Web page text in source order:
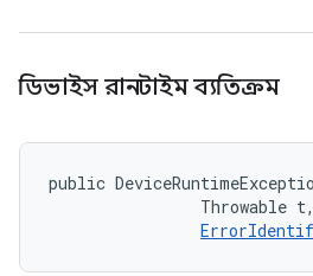
ডিভাইস রানটাইম ব্যতিক্রম
public
                Throwable t,